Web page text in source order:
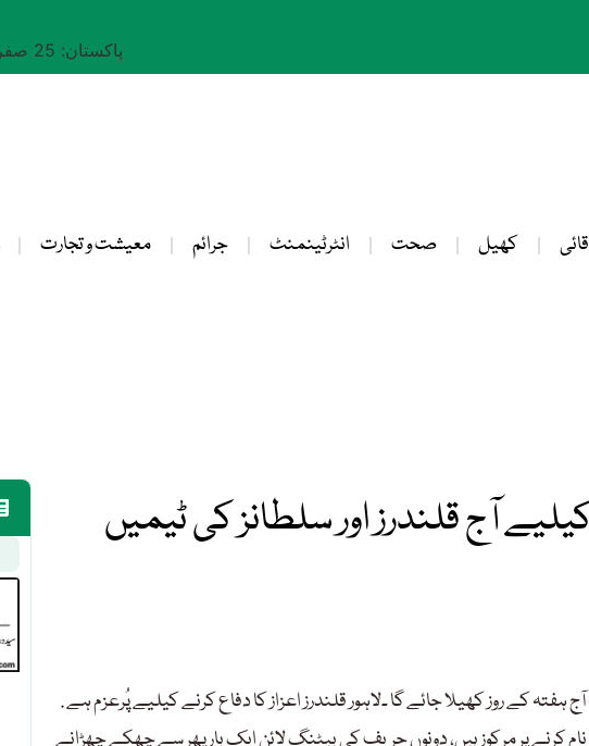
پاکستان: 25 صفر 1448
کھیل صحت انٹرٹینمنٹ جرائم معیشت و تجارت
آج قلندرز اور سلطانز کی ٹیمیں
معرکہ آج ہفتہ کے روز کھیلا جائے گا ۔لاہور قلندرز اعزاز کا دفاع کرنے کیلیے پُرعزم ہے .
کرنے پر مرکوز ہیں، دونوں حریف کی بیٹنگ لائن ایک بار پھر سے چھکے چھڑانے